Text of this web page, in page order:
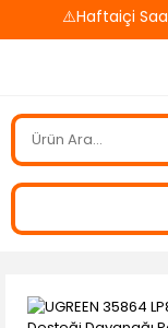
⚠️Haftaiçi Saat